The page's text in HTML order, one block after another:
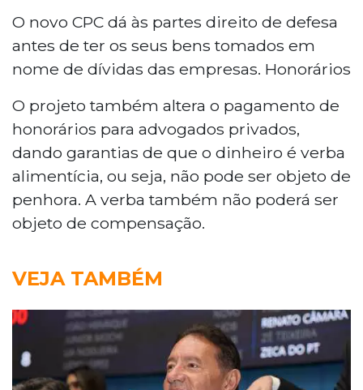
O novo CPC dá às partes direito de defesa
antes de ter os seus bens tomados em
nome de dívidas das empresas. Honorários
O projeto também altera o pagamento de
honorários para advogados privados,
dando garantias de que o dinheiro é verba
alimentícia, ou seja, não pode ser objeto de
penhora. A verba também não poderá ser
objeto de compensação.
VEJA TAMBÉM